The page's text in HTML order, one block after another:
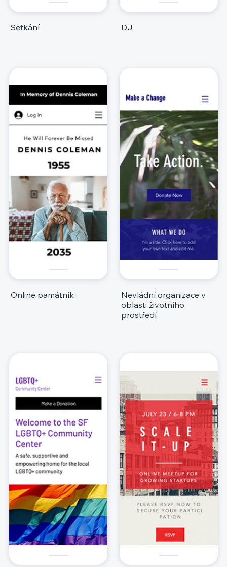
Setkání DJ
Online památník
Nevládní organizace v
oblasti životního
prostředí